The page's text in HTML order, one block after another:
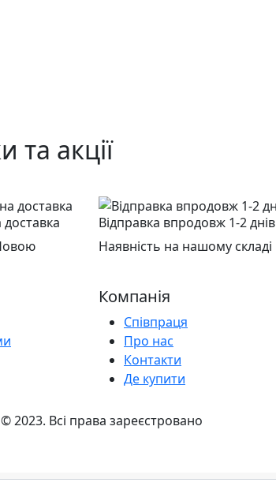
та акції
Відправка впродовж 1-2 днів
Наявність на нашому складі
Компанія
Співпраця
Про нас
Контакти
Де купити
© 2023. Всі права зареєстровано